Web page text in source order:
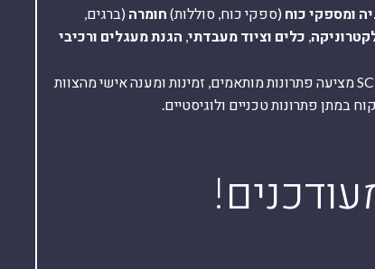
ומספקי כוח (ספקי כוח, סוללות) חומרה (ברגים,
, כלים וציוד מעבדתי, הגנת מעגלים ורכיבי
חברת SCR Components LTD מציעה פתרונות מותאמים, זמינות ומענה אישי מהצוות
במתן פתרונות טכניים ולוגיסטיים.